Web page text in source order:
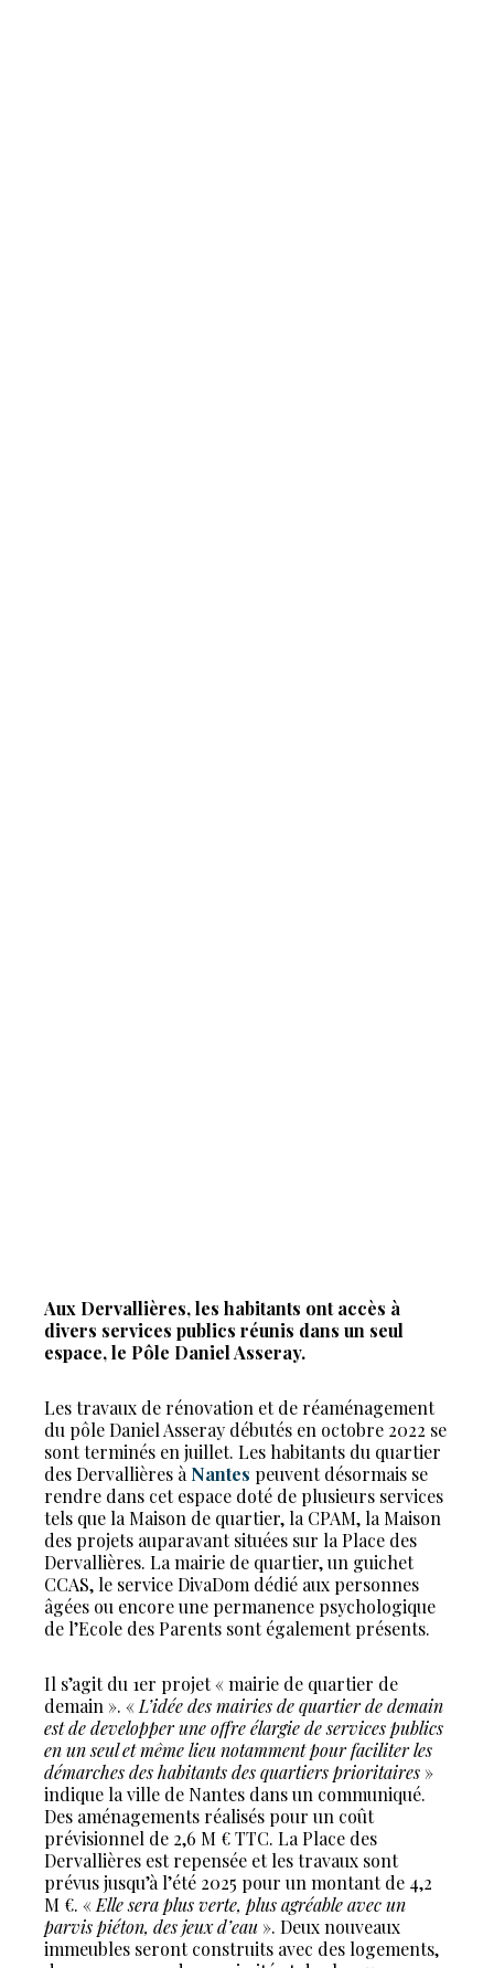
Aux Dervallières, les habitants ont accès à
divers services publics réunis dans un seul
espace, le Pôle Daniel Asseray.
Les travaux de rénovation et de réaménagement
du pôle Daniel Asseray débutés en octobre 2022 se
sont terminés en juillet. Les habitants du quartier
des Dervallières à Nantes peuvent désormais se
rendre dans cet espace doté de plusieurs services
tels que la Maison de quartier, la CPAM, la Maison
des projets auparavant situées sur la Place des
Dervallières. La mairie de quartier, un guichet
CCAS, le service DivaDom dédié aux personnes
âgées ou encore une permanence psychologique
de l’Ecole des Parents sont également présents.
Il s’agit du 1er projet « mairie de quartier de
demain ». « L’idée des mairies de quartier de demain
est de developper une offre élargie de services publics
en un seul et même lieu notamment pour faciliter les
démarches des habitants des quartiers prioritaires »
indique la ville de Nantes dans un communiqué.
Des aménagements réalisés pour un coût
prévisionnel de 2,6 M € TTC. La Place des
Dervallières est repensée et les travaux sont
prévus jusqu’à l’été 2025 pour un montant de 4,2
M €. « Elle sera plus verte, plus agréable avec un
parvis piéton, des jeux d’eau ». Deux nouveaux
immeubles seront construits avec des logements,